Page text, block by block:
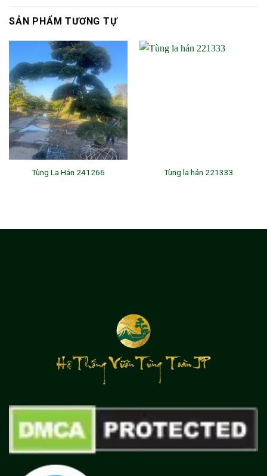
SẢN PHẨM TƯƠNG TỰ
Tùng La Hán 241266 Tùng la hán 221333